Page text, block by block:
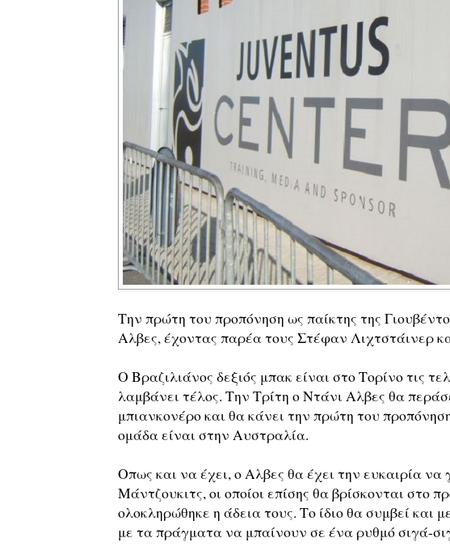
Την πρώτη του προπόνηση ως παίκτης της
Αλβες, έχοντας παρέα τους Στέφαν Λιχτστάινερ
Ο Βραζιλιάνος δεξιός μπακ είναι στο Τορίνο τις
λαμβάνει τέλος. Την Τρίτη ο Ντάνι Αλβες θα
μπιανκονέρο και θα κάνει την πρώτη του
ομάδα είναι στην Αυστραλία.
Οπως και να έχει, ο Αλβες θα έχει την ευκαιρία να
Μάντζουκιτς, οι οποίοι επίσης θα βρίσκονται στο
ολοκληρώθηκε η άδεια τους. Το ίδιο θα συμβεί
με τα πράγματα να μπαίνουν σε ένα ρυθμό σιγά-